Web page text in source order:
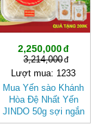
2,250,000
3,214,000
Lượt mua: 1233
Mua Yến sào Khánh
Hòa Đệ Nhất Yến
JINDO 50g sợi ngắn
tác dụng tốt cho sức